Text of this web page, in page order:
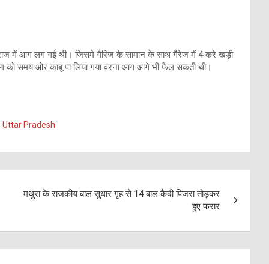
में आग लग गई थी। जिसमे गैरिज के सामान के साथ गैरेज में 4 करे खड़ी
समय ओर काबू पा लिया गया वरना आग आगे भी फैल सकती थी।
Uttar Pradesh
मथुरा के राजकीय बाल सुधार गृह से 14 बाल कैदी पिंजरा तोड़कर
हुए फरार